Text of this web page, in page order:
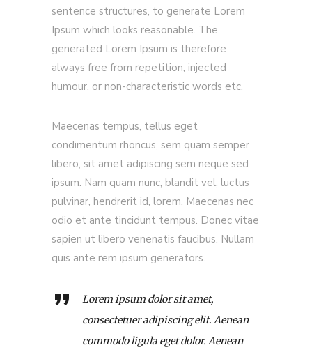
sentence structures, to generate Lorem
Ipsum which looks reasonable. The
generated Lorem Ipsum is therefore
always free from repetition, injected
humour, or non-characteristic words etc.
Maecenas tempus, tellus eget
condimentum rhoncus, sem quam semper
libero, sit amet adipiscing sem neque sed
ipsum. Nam quam nunc, blandit vel, luctus
pulvinar, hendrerit id, lorem. Maecenas nec
odio et ante tincidunt tempus. Donec vitae
sapien ut libero venenatis faucibus. Nullam
quis ante rem ipsum generators.
Lorem ipsum dolor sit amet,
consectetuer adipiscing elit. Aenean
commodo ligula eget dolor. Aenean